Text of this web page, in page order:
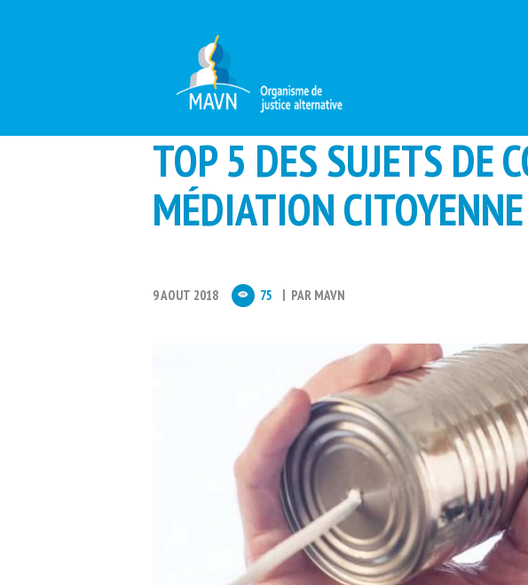
TOP 5 DES SUJETS DE
MÉDIATION CITOYENNE
9 AOUT 2018 75 PAR MAVN